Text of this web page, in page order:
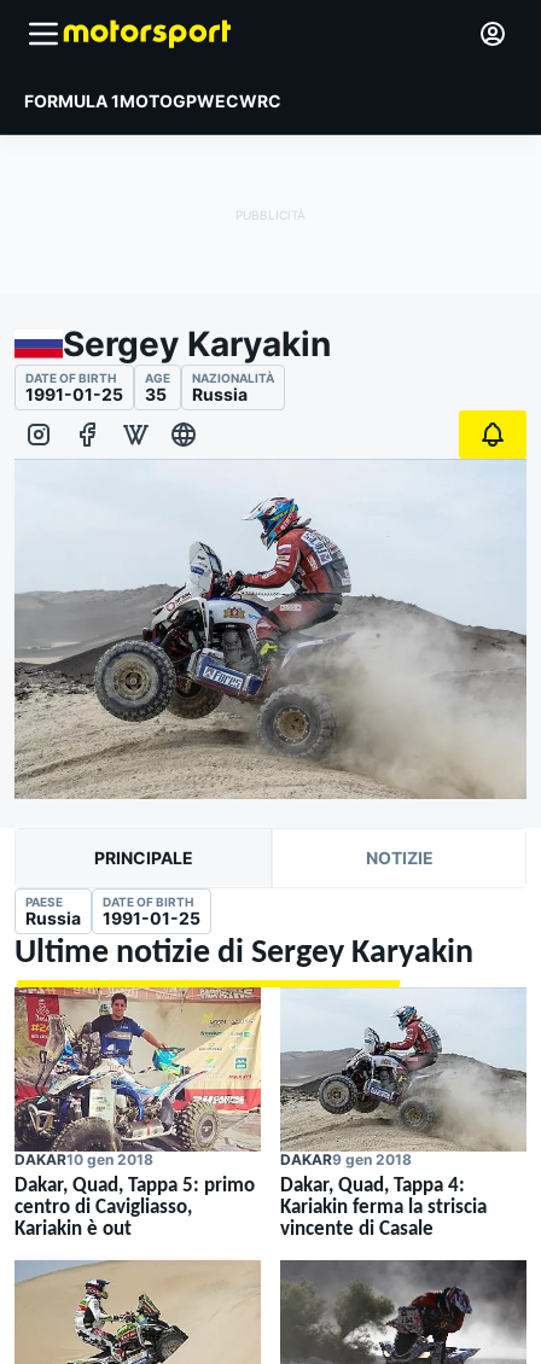
FORMULA 1MOTOGPWECWRC
Sergey Karyakin
DATE OF BIRTH
1991-01-25
AGE
35
NAZIONALITÀ
Russia
PRINCIPALE NOTIZIE
PAESE
Russia
DATE OF BIRTH
1991-01-25
Ultime notizie di Sergey Karyakin
DAKAR10 gen 2018
Dakar, Quad, Tappa 5: primo
centro di Cavigliasso,
Kariakin è out
DAKAR9 gen 2018
Dakar, Quad, Tappa 4:
Kariakin ferma la striscia
vincente di Casale